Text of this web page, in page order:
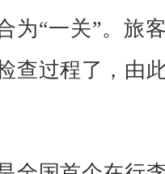
为“一关”。旅
查过程了，由